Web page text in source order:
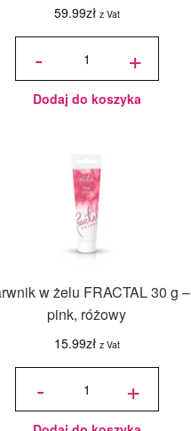
59.99zł z Vat
-
ilość Złoty
w proszku
Cake Lace
Bowman
Gold 56,6
+
Dodaj do koszyka
w żelu FRACTAL 30 g –
pink, różowy
15.99zł z Vat
-
ilość
FRACTAL
30 g -
różowy +